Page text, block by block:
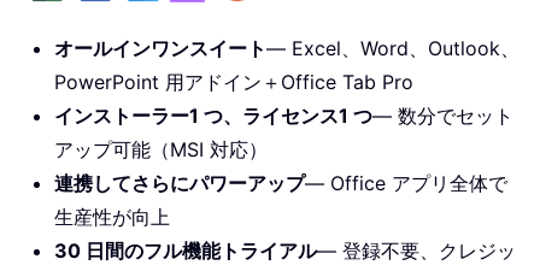
オールインワンスイート— Excel、Word、Outlook、
PowerPoint 用アドイン＋Office Tab Pro
インストーラー1 つ、ライセンス1 つ— 数分でセット
アップ可能（MSI 対応）
連携してさらにパワーアップ— Office アプリ全体で
生産性が向上
30 日間のフル機能トライアル— 登録不要、クレジッ